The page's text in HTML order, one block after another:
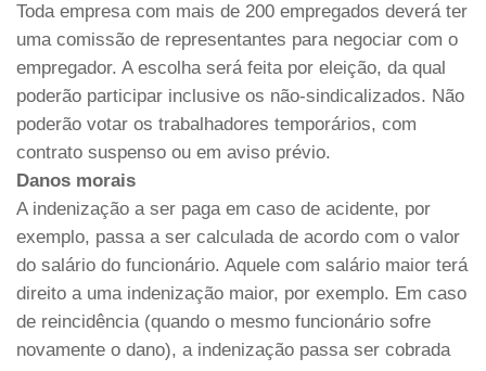
Toda empresa com mais de 200 empregados deverá ter
uma comissão de representantes para negociar com o
empregador. A escolha será feita por eleição, da qual
poderão participar inclusive os não-sindicalizados. Não
poderão votar os trabalhadores temporários, com
contrato suspenso ou em aviso prévio.
Danos morais
A indenização a ser paga em caso de acidente, por
exemplo, passa a ser calculada de acordo com o valor
do salário do funcionário. Aquele com salário maior terá
direito a uma indenização maior, por exemplo. Em caso
de reincidência (quando o mesmo funcionário sofre
novamente o dano), a indenização passa ser cobrada